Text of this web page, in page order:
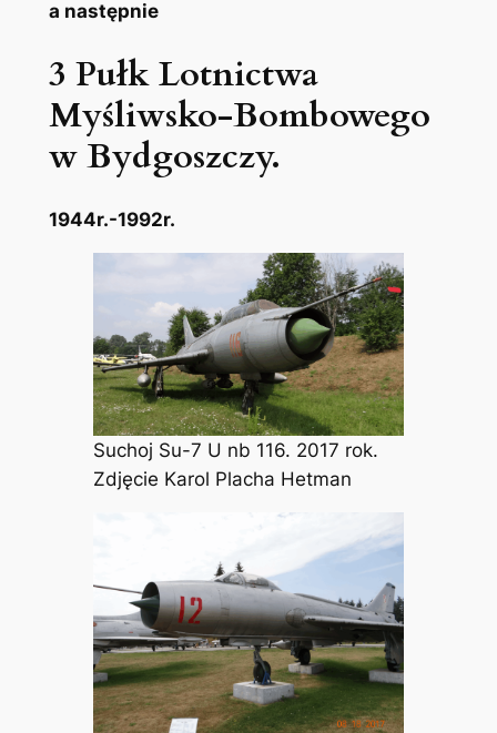
a następnie
3 Pułk Lotnictwa
Myśliwsko-Bombowego
w Bydgoszczy.
1944r.-1992r.
Suchoj Su-7 U nb 116. 2017 rok.
Zdjęcie Karol Placha Hetman